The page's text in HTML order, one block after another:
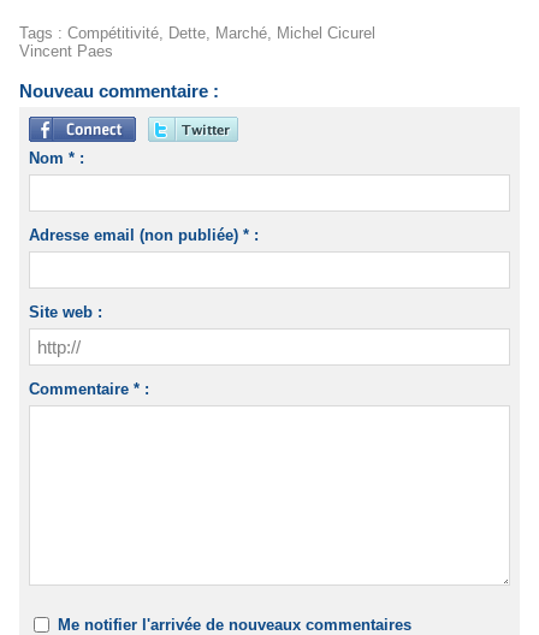
Tags : Compétitivité, Dette, Marché, Michel Cicurel
Vincent Paes
Nouveau commentaire :
Nom * :
Adresse email (non publiée) * :
Site web :
Commentaire * :
Me notifier l'arrivée de nouveaux commentaires